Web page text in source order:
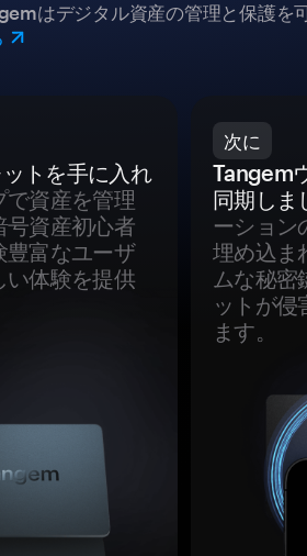
はデジタル資産の管理と保護を
トを手に入れ
で資産を管理
号資産初心者
豊富なユーザ
い体験を提供
次に
Tangem
同期しま
ーション
埋め込ま
ムな秘密
ットが侵
ます。